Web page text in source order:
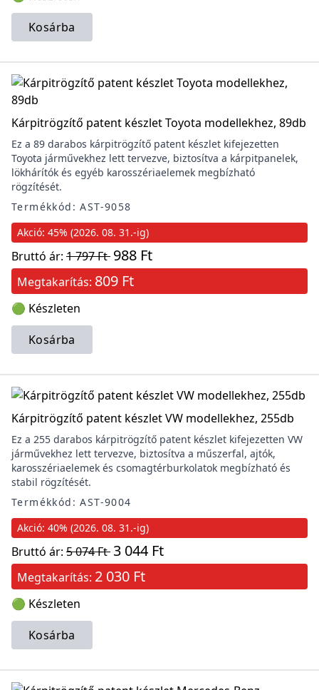
Kosárba
Kárpitrögzítő patent készlet Toyota modellekhez, 89db
Ez a 89 darabos kárpitrögzítő patent készlet kifejezetten
Toyota járművekhez lett tervezve, biztosítva a kárpitpanelek,
lökhárítók és egyéb karosszériaelemek megbízható
rögzítését.
Termékkód: AST-9058
Akció: 45% (2026. 08. 31.-ig)
Bruttó ár: 1 797 Ft 988 Ft
Megtakarítás: 809 Ft
🟢 Készleten
Kosárba
Kárpitrögzítő patent készlet VW modellekhez, 255db
Ez a 255 darabos kárpitrögzítő patent készlet kifejezetten VW
járművekhez lett tervezve, biztosítva a műszerfal, ajtók,
karosszériaelemek és csomagtérburkolatok megbízható és
stabil rögzítését.
Termékkód: AST-9004
Akció: 40% (2026. 08. 31.-ig)
Bruttó ár: 5 074 Ft3 044 Ft
Megtakarítás: 2 030 Ft
🟢 Készleten
Kosárba